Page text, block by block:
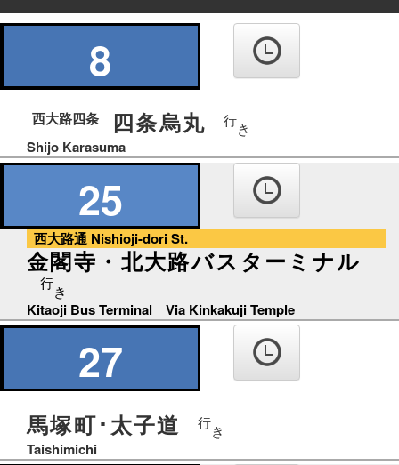
の
8
西大路四条 四条烏丸 行き
Shijo Karasuma
25
西大路通 Nishioji-dori St.
金閣寺・北大路バスターミナル
行き
Kitaoji Bus Terminal Via Kinkakuji Temple
27
馬塚町･太子道 行き
Taishimichi